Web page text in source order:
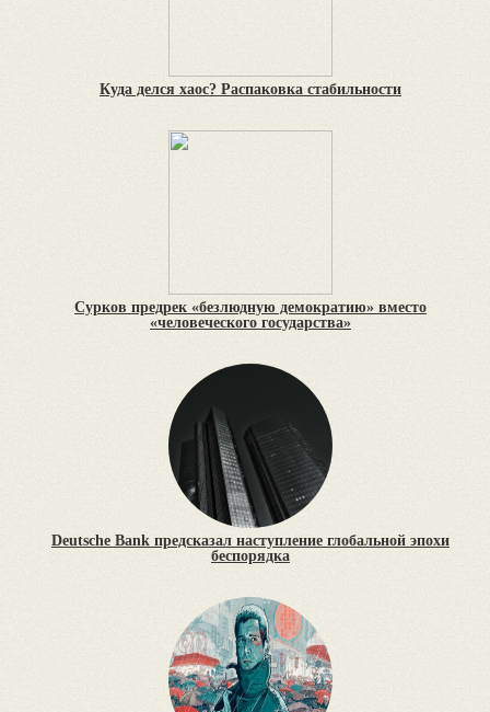
Куда делся хаос? Распаковка стабильности
Сурков предрек «безлюдную демократию» вместо
«человеческого государства»
Deutsche Bank предсказал наступление глобальной эпохи
беспорядка